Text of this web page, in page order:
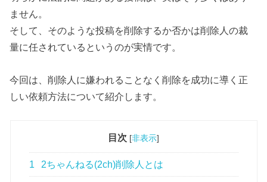
ません。
そして、そのような投稿を削除するか否かは削除人の裁
量に任されているというのが実情です。
今回は、削除人に嫌われることなく削除を成功に導く正
しい依頼方法について紹介します。
目次 [非表示]
1 2ちゃんねる(2ch)削除人とは